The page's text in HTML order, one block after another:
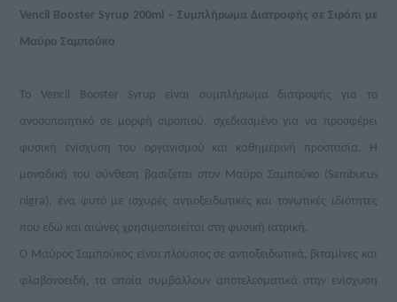
Vencil Booster Syrup 200ml – Συμπλήρωμα Διατροφής σε Σιρόπι με
Μαύρο Σαμπούκο
Το Vencil Booster Syrup είναι συμπλήρωμα διατροφής για το
ανοσοποιητικό σε μορφή σιροπιού, σχεδιασμένο για να προσφέρει
φυσική ενίσχυση του οργανισμού και καθημερινή προστασία. Η
μοναδική του σύνθεση βασίζεται στον Μαύρο Σαμπούκο (Sambucus
nigra), ένα φυτό με ισχυρές αντιοξειδωτικές και τονωτικές ιδιότητες
που εδώ και αιώνες χρησιμοποιείται στη φυσική ιατρική.
Ο Μαύρος Σαμπούκος είναι πλούσιος σε αντιοξειδωτικά, βιταμίνες και
φλαβονοειδή, τα οποία συμβάλλουν αποτελεσματικά στην ενίσχυση